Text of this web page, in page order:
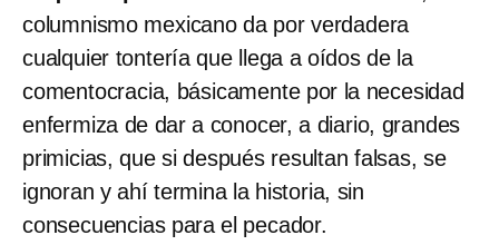
columnismo mexicano da por verdadera
cualquier tontería que llega a oídos de la
comentocracia, básicamente por la necesidad
enfermiza de dar a conocer, a diario, grandes
primicias, que si después resultan falsas, se
ignoran y ahí termina la historia, sin
consecuencias para el pecador.